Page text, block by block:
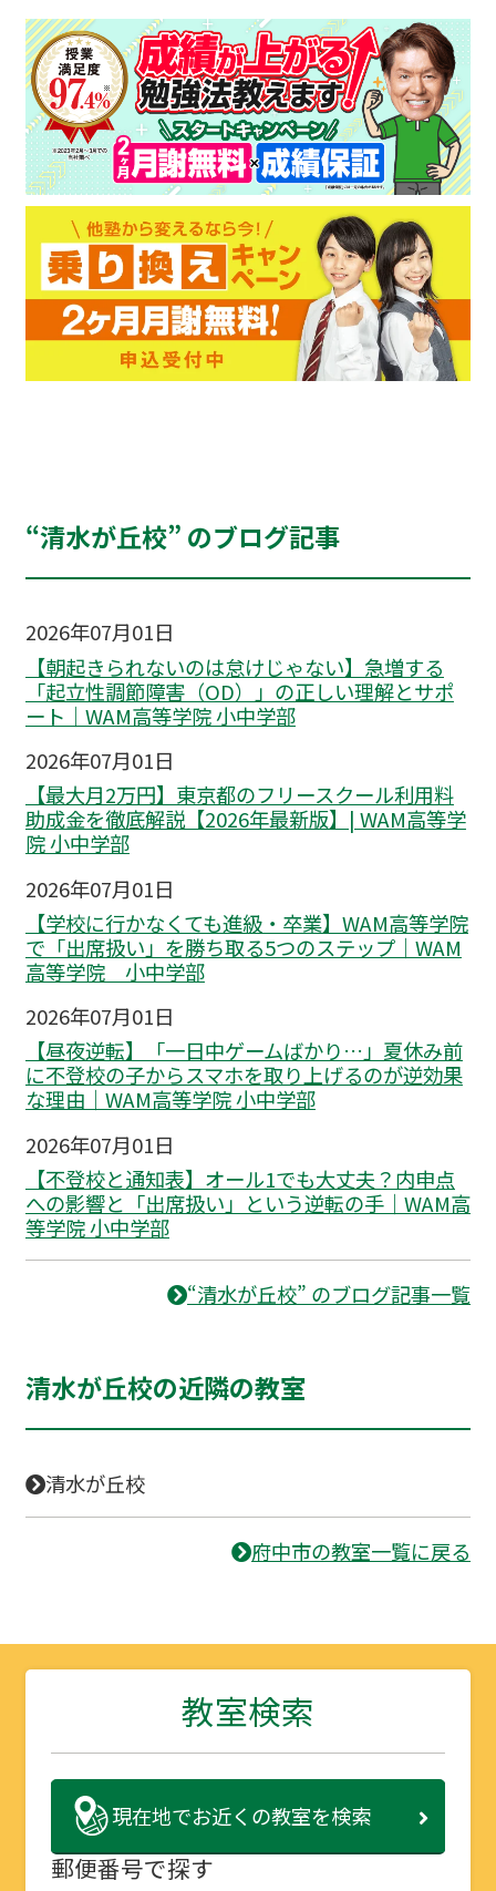
“清水が丘校” のブログ記事
2026年07月01日
【朝起きられないのは怠けじゃない】急増する
「起立性調節障害（OD）」の正しい理解とサポ
ート｜WAM高等学院 小中学部
2026年07月01日
【最大月2万円】東京都のフリースクール利用料
助成金を徹底解説【2026年最新版】| WAM高等学
院 小中学部
2026年07月01日
【学校に行かなくても進級・卒業】WAM高等学院
で「出席扱い」を勝ち取る5つのステップ｜WAM
高等学院 小中学部
2026年07月01日
【昼夜逆転】「一日中ゲームばかり…」夏休み前
に不登校の子からスマホを取り上げるのが逆効果
な理由｜WAM高等学院 小中学部
2026年07月01日
【不登校と通知表】オール1でも大丈夫？内申点
への影響と「出席扱い」という逆転の手｜WAM高
等学院 小中学部
“清水が丘校” のブログ記事一覧
清水が丘校の近隣の教室
清水が丘校
府中市の教室一覧に戻る
教室検索
現在地でお近くの教室を検索
郵便番号で探す